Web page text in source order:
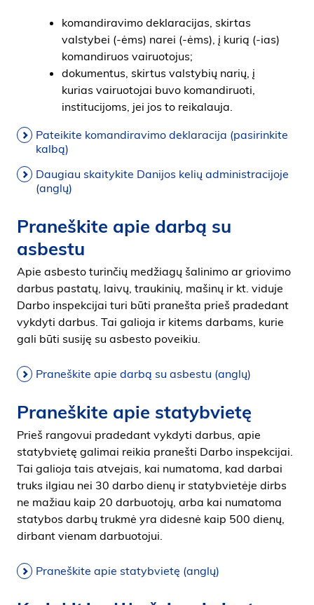
komandiravimo deklaracijas, skirtas
valstybei (-ėms) narei (-ėms), į kurią (-ias)
komandiruos vairuotojus;
dokumentus, skirtus valstybių narių, į
kurias vairuotojai buvo komandiruoti,
institucijoms, jei jos to reikalauja.
Pateikite komandiravimo deklaracija (pasirinkite
kalbą)
Daugiau skaitykite Danijos kelių administracijoje
(anglų)
Praneškite apie darbą su
asbestu
Apie asbesto turinčių medžiagų šalinimo ar griovimo
darbus pastatų, laivų, traukinių, mašinų ir kt. viduje
Darbo inspekcijai turi būti pranešta prieš pradedant
vykdyti darbus. Tai galioja ir kitems darbams, kurie
gali būti susiję su asbesto poveikiu.
Praneškite apie darbą su asbestu (anglų)
Praneškite apie statybvietę
Prieš rangovui pradedant vykdyti darbus, apie
statybvietę galimai reikia pranešti Darbo inspekcijai.
Tai galioja tais atvejais, kai numatoma, kad darbai
truks ilgiau nei 30 darbo dienų ir statybvietėje dirbs
ne mažiau kaip 20 darbuotojų, arba kai numatoma
statybos darbų trukmė yra didesnė kaip 500 dienų,
dirbant vienam darbuotojui.
Praneškite apie statybvietę (anglų)